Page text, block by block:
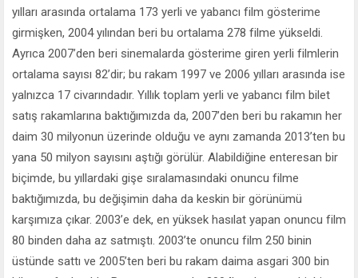
yılları arasında ortalama 173 yerli ve yabancı film gösterime
girmişken, 2004 yılından beri bu ortalama 278 filme yükseldi.
Ayrıca 2007’den beri sinemalarda gösterime giren yerli filmlerin
ortalama sayısı 82’dir; bu rakam 1997 ve 2006 yılları arasında ise
yalnızca 17 civarındadır. Yıllık toplam yerli ve yabancı film bilet
satış rakamlarına baktığımızda da, 2007’den beri bu rakamın her
daim 30 milyonun üzerinde olduğu ve aynı zamanda 2013’ten bu
yana 50 milyon sayısını aştığı görülür. Alabildiğine enteresan bir
biçimde, bu yıllardaki gişe sıralamasındaki onuncu filme
baktığımızda, bu değişimin daha da keskin bir görünümü
karşımıza çıkar. 2003’e dek, en yüksek hasılat yapan onuncu film
80 binden daha az satmıştı. 2003’te onuncu film 250 binin
üstünde sattı ve 2005’ten beri bu rakam daima asgari 300 bin